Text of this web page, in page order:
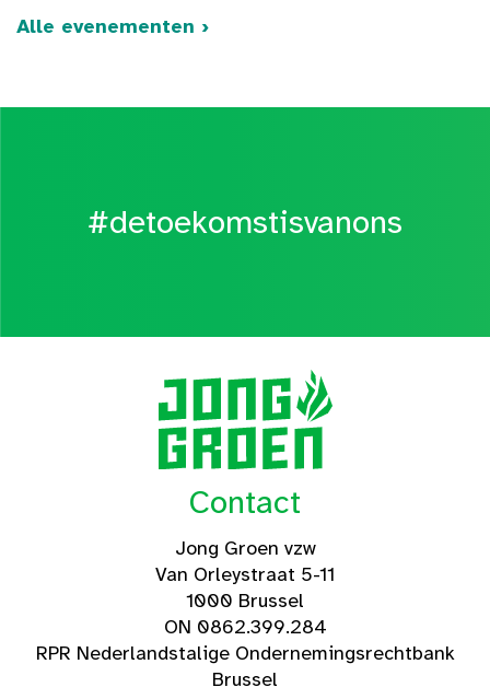
Alle evenementen ›
#detoekomstisvanons
Contact
Jong Groen vzw
Van Orleystraat 5-11
1000 Brussel
ON 0862.399.284
RPR Nederlandstalige Ondernemingsrechtbank
Brussel